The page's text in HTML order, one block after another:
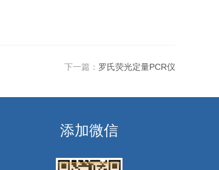
下一篇： 罗氏荧光定量PCR仪
添加微信